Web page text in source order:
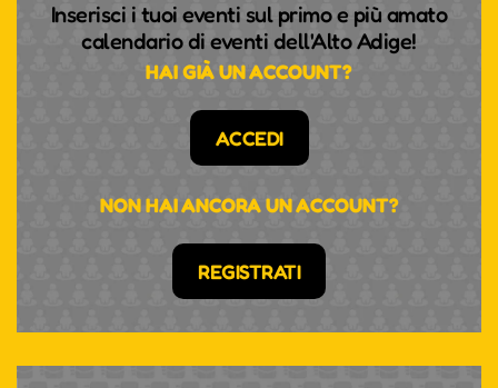
Inserisci i tuoi eventi sul primo e più amato
calendario di eventi dell'Alto Adige!
HAI GIÀ UN ACCOUNT?
ACCEDI
NON HAI ANCORA UN ACCOUNT?
REGISTRATI